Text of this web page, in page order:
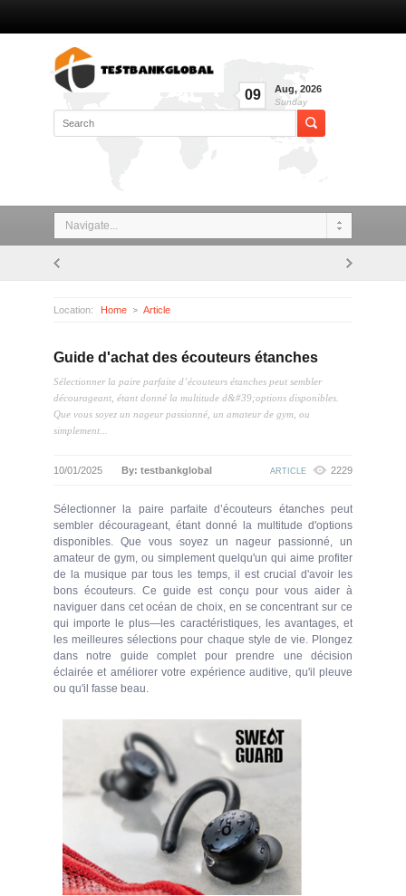
09 Aug, 2026
Sunday
Navigate...
Location: Home Article
Guide d'achat des écouteurs étanches
Sélectionner la paire parfaite d’écouteurs étanches peut sembler
décourageant, étant donné la multitude d&#39;options disponibles.
Que vous soyez un nageur passionné, un amateur de gym, ou
simplement...
10/01/2025 By: testbankglobal ARTICLE 2229
Sélectionner la paire parfaite d’écouteurs étanches peut
sembler décourageant, étant donné la multitude d'options
disponibles. Que vous soyez un nageur passionné, un
amateur de gym, ou simplement quelqu'un qui aime profiter
de la musique par tous les temps, il est crucial d'avoir les
bons écouteurs. Ce guide est conçu pour vous aider à
naviguer dans cet océan de choix, en se concentrant sur ce
qui importe le plus—les caractéristiques, les avantages, et
les meilleures sélections pour chaque style de vie. Plongez
dans notre guide complet pour prendre une décision
éclairée et améliorer votre expérience auditive, qu'il pleuve
ou qu'il fasse beau.